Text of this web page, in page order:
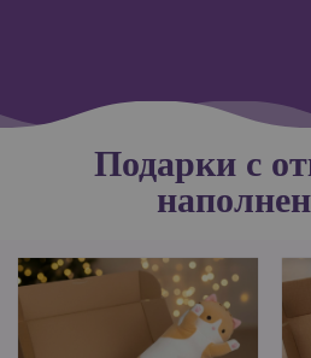
Подарки с